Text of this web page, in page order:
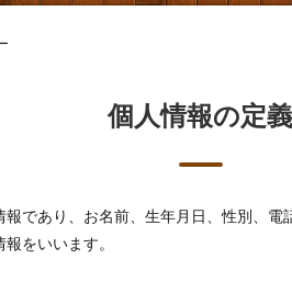
個人情報の定義
であり、お名前、生年月日、性別、
をいいます。